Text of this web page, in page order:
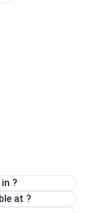
?
at ?